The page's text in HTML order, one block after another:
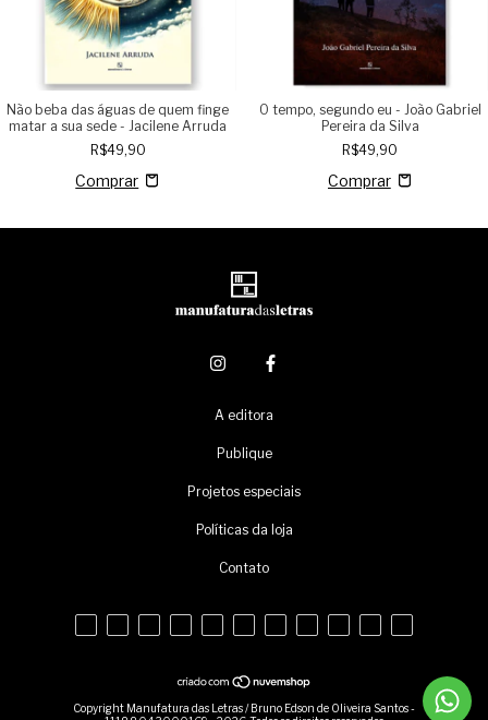
Não beba das águas de quem finge
matar a sua sede - Jacilene Arruda
R$49,90
O tempo, segundo eu - João Gabriel
Pereira da Silva
R$49,90
A editora
Publique
Projetos especiais
Políticas da loja
Contato
Copyright Manufatura das Letras / Bruno Edson de Oliveira Santos -